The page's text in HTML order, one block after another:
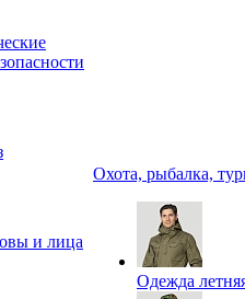
и лица
Охота, рыбалка,
Одежда